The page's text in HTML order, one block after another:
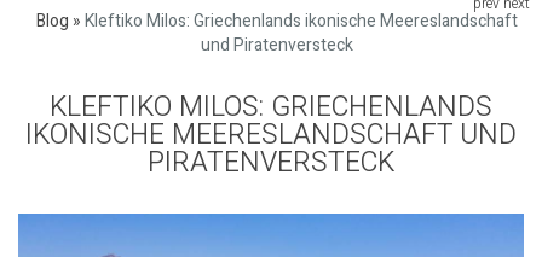
FOTOGALLERIE
BLOG
BEDINGUNGEN
Blog »Kleftiko Milos: Griechenlands ikonische Meereslandschaft
und Piratenversteck
KLEFTIKO MILOS: GRIECHENLANDS
IKONISCHE MEERESLANDSCHAFT UND
PIRATENVERSTECK